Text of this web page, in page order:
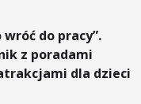
do pracy”.
z poradami
dla dzieci